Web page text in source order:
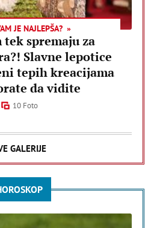
JE NAJLEPŠA?
tek spremaju za
Slavne lepotice
tepih kreacijama
da vidite
10 Foto
GALERIJE